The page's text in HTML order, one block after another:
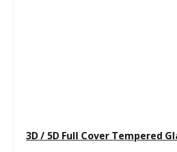
3D / 5D Full Cover Tempered